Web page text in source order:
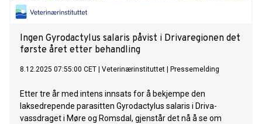
Ingen Gyrodactylus salaris påvist i Drivaregionen det
første året etter behandling
8.12.2025 07:55:00 CET Veterinærinstituttet Pressemelding
Etter tre år med intens innsats for å bekjempe den
laksedrepende parasitten Gyrodactylus salaris i Driva-
vassdraget i Møre og Romsdal, gjenstår det nå å se om